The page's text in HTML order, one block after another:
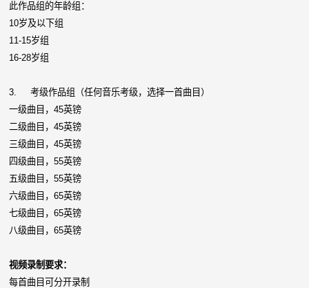
此作品组的年龄组：
10岁及以下组
11-15岁组
16-28岁组
3. 考级作品组（任何音乐考级，选择一首曲目）
一级曲目，45英镑
二级曲目，45英镑
三级曲目，45英镑
四级曲目，55英镑
五级曲目，55英镑
六级曲目，65英镑
七级曲目，65英镑
八级曲目，65英镑
视频录制要求：
每首曲目可分开录制